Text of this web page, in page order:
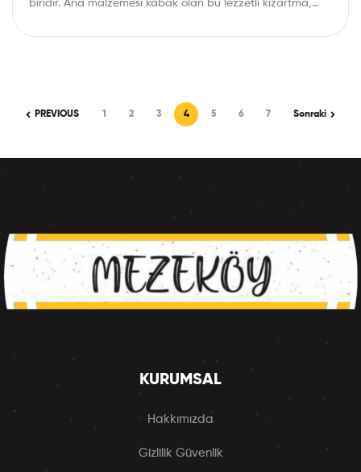
biridir. Ana malzemesi kabak olan bu lezzetli kızartma,
PREVIOUS 1 2 3 4 5 6 7 Sonraki
KURUMSAL
Hakkımızda
Gizlilik Güvenlik